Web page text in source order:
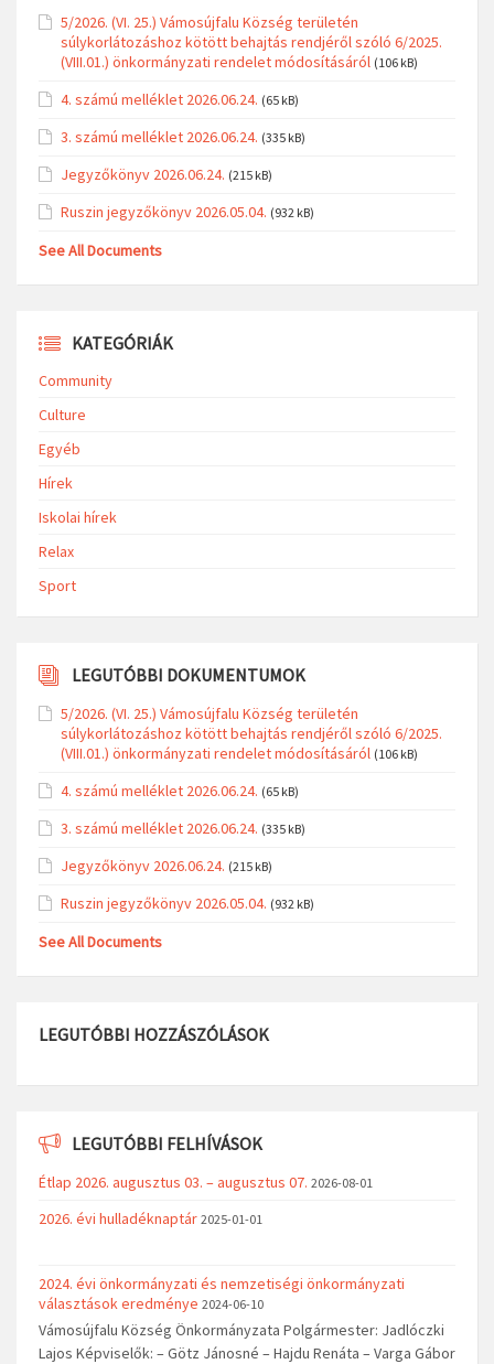
5/2026. (VI. 25.) Vámosújfalu Község területén
súlykorlátozáshoz kötött behajtás rendjéről szóló 6/2025.
(VIII.01.) önkormányzati rendelet módosításáról (106 kB)
4. számú melléklet 2026.06.24. (65 kB)
3. számú melléklet 2026.06.24. (335 kB)
Jegyzőkönyv 2026.06.24. (215 kB)
Ruszin jegyzőkönyv 2026.05.04. (932 kB)
See All Documents
KATEGÓRIÁK
Community
Culture
Egyéb
Hírek
Iskolai hírek
Relax
Sport
LEGUTÓBBI DOKUMENTUMOK
5/2026. (VI. 25.) Vámosújfalu Község területén
súlykorlátozáshoz kötött behajtás rendjéről szóló 6/2025.
(VIII.01.) önkormányzati rendelet módosításáról (106 kB)
4. számú melléklet 2026.06.24. (65 kB)
3. számú melléklet 2026.06.24. (335 kB)
Jegyzőkönyv 2026.06.24. (215 kB)
Ruszin jegyzőkönyv 2026.05.04. (932 kB)
See All Documents
LEGUTÓBBI HOZZÁSZÓLÁSOK
LEGUTÓBBI FELHÍVÁSOK
Étlap 2026. augusztus 03. – augusztus 07. 2026-08-01
2026. évi hulladéknaptár 2025-01-01
2024. évi önkormányzati és nemzetiségi önkormányzati
választások eredménye 2024-06-10
Vámosújfalu Község Önkormányzata Polgármester: Jadlóczki
Lajos Képviselők: – Götz Jánosné – Hajdu Renáta – Varga Gábor